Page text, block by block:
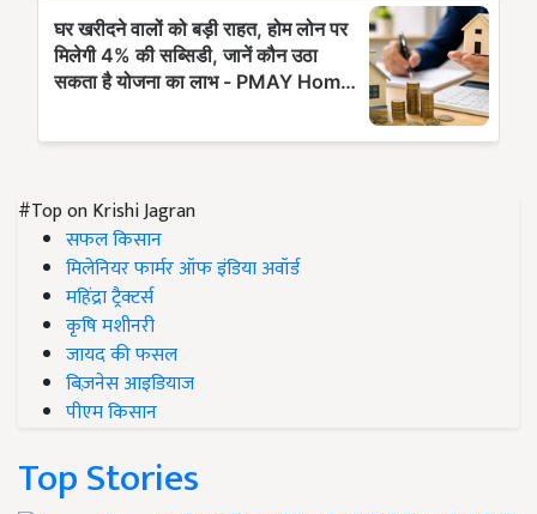
#Top on Krishi Jagran
सफल किसान
मिलेनियर फार्मर ऑफ इंडिया अवॉर्ड
महिंद्रा ट्रैक्टर्स
कृषि मशीनरी
जायद की फसल
बिज़नेस आइडियाज
पीएम किसान
Top Stories